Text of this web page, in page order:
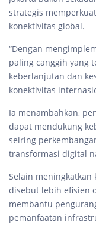
strategis
konektivitas global.
“Dengan
paling canggih yang
keberlanjutan dan
konektivitas
Ia menambahkan,
dapat mendukung
seiring
transformasi digital
Selain meningkatkan
disebut lebih efisien
membantu
pemanfaatan